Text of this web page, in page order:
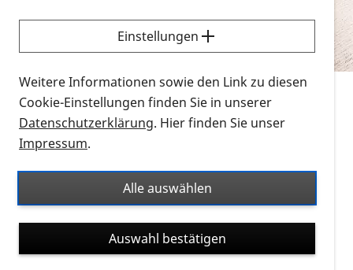
Sie möchten wissen, wie Sie nach Infonmaterial
suchen und dieses bestellen bzw. herunterladen
können? Schauen Sie sich dieErklärvideos zum
Thema Infomaterial auf der PRO RETINA-Website
für blinde und sehbehinderte Menschen an.
Auf dieser Seite finden Sie sämtliches Infomaterial
Ort. Nutzen Sie den Formatfilter, um ausschließlich
nach Flyern und Broschüren, Audios oder Videos zu
suchen. Die meisten Flyer und Broschüren werden in
verschiedenen Formaten angeboten: zur
postalischen Bestellung als gedruckte Variante
Einstellungen
Weitere Informationen sowie den Link zu diesen
Cookie-Einstellungen finden Sie in unserer
Datenschutzerklärung. Hier finden Sie unser
Impressum.
Alle auswählen
Auswahl bestätigen